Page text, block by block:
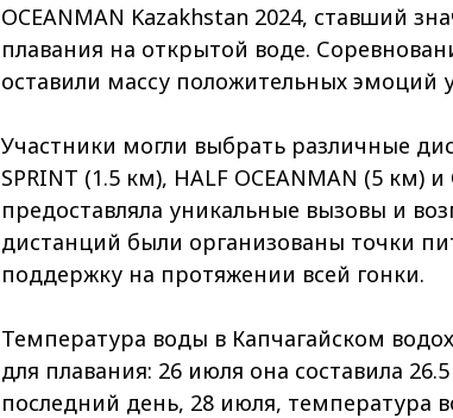
OCEANMAN Kazakhstan 2024, ставший
плавания на открытой воде.
оставили массу положительных эмоций
Участники могли выбрать различные
SPRINT (1.5 км), HALF OCEANMAN (5 км)
предоставляла уникальные вызовы и
дистанций были организованы точки
поддержку на протяжении всей гонки.
Температура воды в Капчагайском
для плавания: 26 июля она составила
последний день, 28 июля, температура